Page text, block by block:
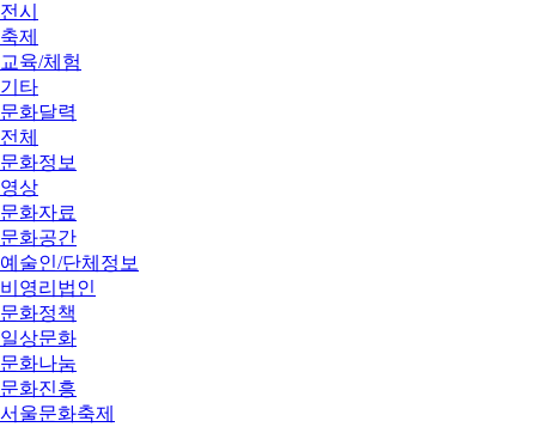
전시
축제
교육/체험
기타
문화달력
전체
문화정보
영상
문화자료
문화공간
예술인/단체정보
비영리법인
문화정책
일상문화
문화나눔
문화진흥
서울문화축제